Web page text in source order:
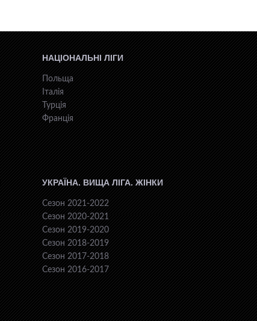
НАЦІОНАЛЬНІ ЛІГИ
Польща
Італія
Турція
Франція
УКРАЇНА. ВИЩА ЛІГА. ЖІНКИ
Сезон 2021-2022
Сезон 2020-2021
Сезон 2019-2020
Сезон 2018-2019
Сезон 2017-2018
Сезон 2016-2017